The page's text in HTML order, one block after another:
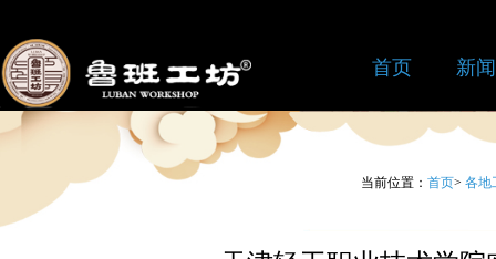
首页 新
当前位置： 首页> 各地